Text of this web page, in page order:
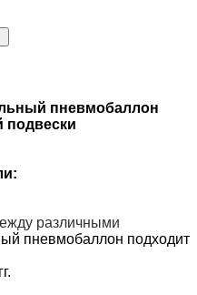
пневмобаллон
подвески
различными
пневмобаллон подходит